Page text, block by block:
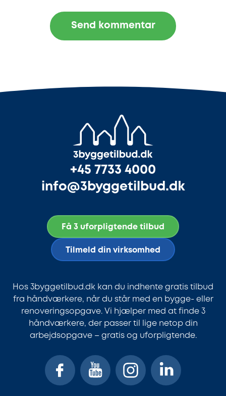
+45 7733 4000
info@3byggetilbud.dk
Få 3 uforpligtende tilbud
Tilmeld din virksomhed
Hos 3byggetilbud.dk kan du indhente gratis tilbud
fra håndværkere, når du står med en bygge- eller
renoveringsopgave. Vi hjælper med at finde 3
håndværkere, der passer til lige netop din
arbejdsopgave – gratis og uforpligtende.